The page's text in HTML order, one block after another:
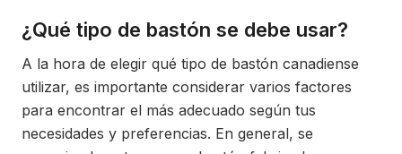
¿Qué tipo de bastón se debe usar?
A la hora de elegir qué tipo de bastón canadiense
utilizar, es importante considerar varios factores
para encontrar el más adecuado según tus
necesidades y preferencias. En general, se